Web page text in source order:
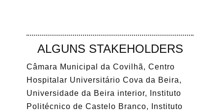
ALGUNS STAKEHOLDERS
Câmara Municipal da Covilhã, Centro
Hospitalar Universitário Cova da Beira,
Universidade da Beira interior, Instituto
Politécnico de Castelo Branco, Instituto